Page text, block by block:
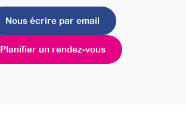
Nous écrire par email
Planifier un rendez-vous